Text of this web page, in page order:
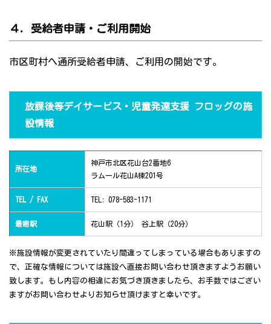
４．受給者申請・ご利用開始
市区町村へ通所受給者申請、ご利用の開始です。
放課後等デイサービス・児童発達支援 フロッグの施
設情報
所在地
神戸市北区花山台2番地6
ラムール花山A棟201号
TEL / FAX TEL: 078-583-1171
最寄駅 花山駅（1分） 谷上駅（20分）
※施設情報が変更されていたり間違ってしまっている場合もありますの
で、正確な情報については施設へ直接お問い合わせ頂きますようお願い
致します。もし内容の相違にお気づき頂きましたら、お手数ではござい
ますがお問い合わせよりお知らせ頂けますと幸いです。